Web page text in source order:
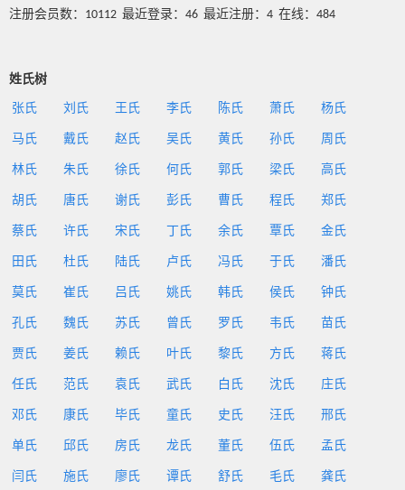
注册会员数：10112 最近登录：46 最近注册：4 在线：484
姓氏树
张氏 刘氏 王氏 李氏 陈氏 萧氏 杨氏
马氏 戴氏 赵氏 吴氏 黄氏 孙氏 周氏
林氏 朱氏 徐氏 何氏 郭氏 梁氏 高氏
胡氏 唐氏 谢氏 彭氏 曹氏 程氏 郑氏
蔡氏 许氏 宋氏 丁氏 余氏 覃氏 金氏
田氏 杜氏 陆氏 卢氏 冯氏 于氏 潘氏
莫氏 崔氏 吕氏 姚氏 韩氏 侯氏 钟氏
孔氏 魏氏 苏氏 曾氏 罗氏 韦氏 苗氏
贾氏 姜氏 赖氏 叶氏 黎氏 方氏 蒋氏
任氏 范氏 袁氏 武氏 白氏 沈氏 庄氏
邓氏 康氏 毕氏 童氏 史氏 汪氏 邢氏
单氏 邱氏 房氏 龙氏 董氏 伍氏 孟氏
闫氏 施氏 廖氏 谭氏 舒氏 毛氏 龚氏